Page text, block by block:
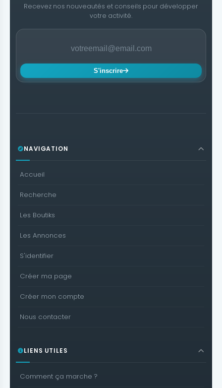
Recevez nos nouveautés et conseils pour développer
votre activité.
S'inscrire
NAVIGATION
Accueil
Recherche
Les Boutiks
Les Annonces
S'identifier
Créer ma page
Créer mon compte
Nous contacter
LIENS UTILES
Comment ça marche ?